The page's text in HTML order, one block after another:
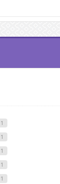
1
1
1
1
1